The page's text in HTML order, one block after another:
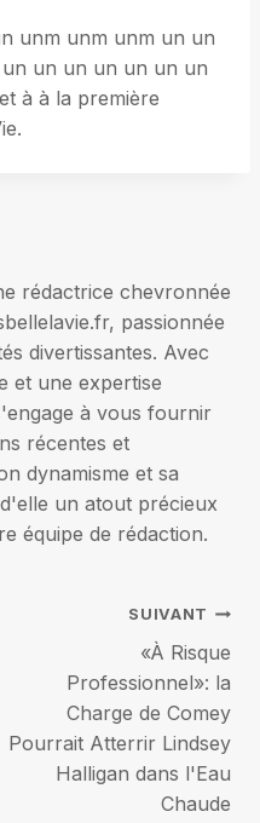
unm unm unm un un
un un un un un un
à à la première
rédactrice chevronnée
passionnée
divertissantes. Avec
et une expertise
à vous fournir
récentes et
dynamisme et sa
un atout précieux
équipe de rédaction.
SUIVANT
«À Risque
Professionnel»: la
Charge de Comey
Pourrait Atterrir Lindsey
Halligan dans l'Eau
Chaude